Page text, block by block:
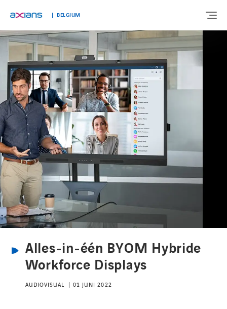
BELGIUM
OVER ONS
EXPERTISE
MARKTEN
KLANTVERHALEN
NIEUWS & INSIGHTS
WERKEN BIJ AXIANS
CONTACT
Alles-in-één BYOM Hybride
Workforce Displays
AUDIOVISUAL 01 JUNI 2022